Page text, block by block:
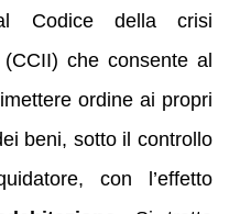
Codice della crisi
(CCII) che consente al
ordine ai propri
beni, sotto il controllo
con l’effetto